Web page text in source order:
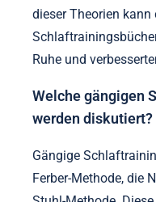
dieser Theorien
Ruhe und
Welche gängigen
werden diskutiert?
Gängige
Ferber-Methode, die